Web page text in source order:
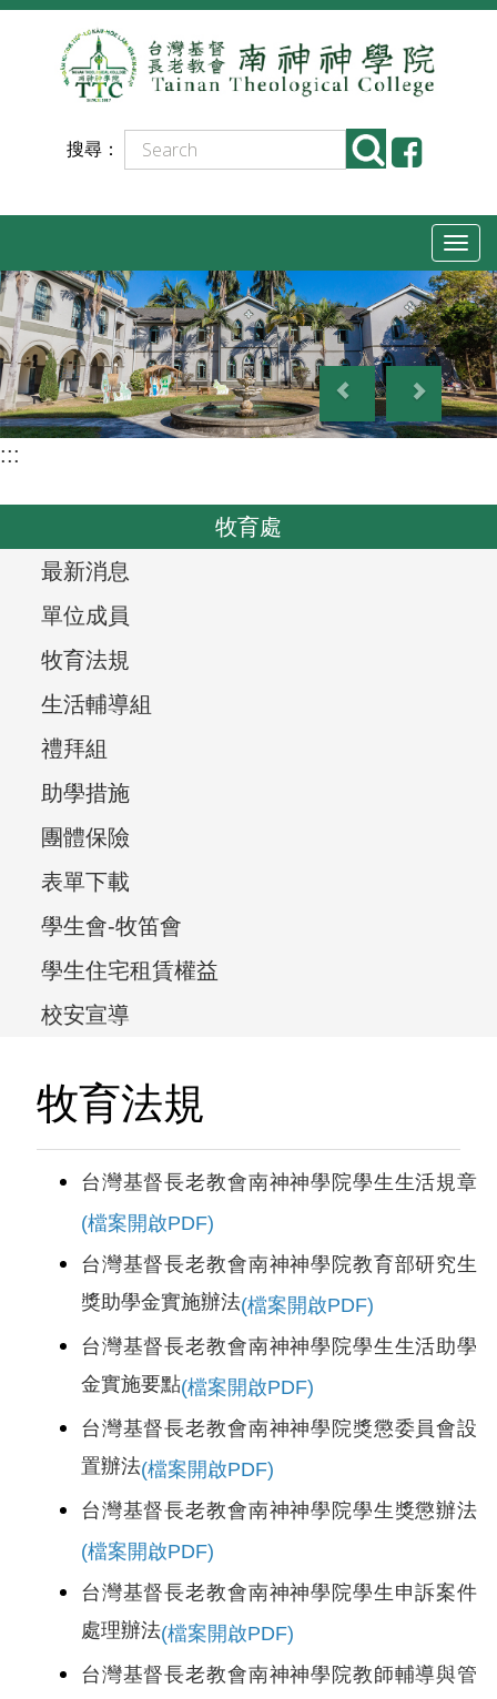
跳
搜尋：
T
o
g
g
l
e
i
P
r
e
o
e
x
:::
牧育處
T
r
e
e
v
i
e
w
,
最新消息
單位成員
牧育法規
生活輔導組
禮拜組
助學措施
團體保險
表單下載
學生會-牧笛會
學生住宅租賃權益
校安宣導
牧育法規
台灣基督長老教會南神神學院學生生活規章
(檔案開啟PDF)
台灣基督長老教會南神神學院教育部研究生
獎助學金實施辦法(檔案開啟PDF)
台灣基督長老教會南神神學院學生生活助學
金實施要點(檔案開啟PDF)
台灣基督長老教會南神神學院獎懲委員會設
置辦法(檔案開啟PDF)
台灣基督長老教會南神神學院學生獎懲辦法
(檔案開啟PDF)
台灣基督長老教會南神神學院學生申訴案件
處理辦法(檔案開啟PDF)
台灣基督長老教會南神神學院教師輔導與管